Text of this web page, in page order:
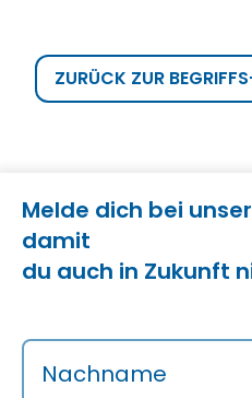
ZURÜCK ZUR
Melde dich bei
damit
du auch in Zukunft
Nachname